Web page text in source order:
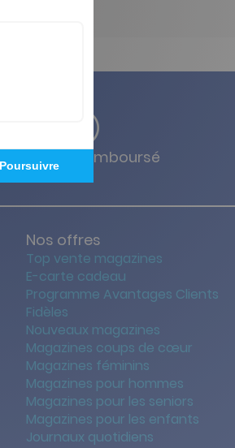
ou remboursé
Nos offres
Top vente magazines
E-carte cadeau
Programme Avantages Clients
Fidèles
Nouveaux magazines
Magazines coups de cœur
Magazines féminins
Magazines pour hommes
Magazines pour les seniors
Magazines pour les enfants
Journaux quotidiens